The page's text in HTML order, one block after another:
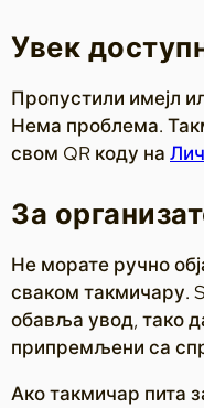
Увек
Пропустили имејл
Нема проблема.
свом QR коду на
За
Не морате ручно
сваком такмичару.
обавља увод, тако
припремљени са
Ако такмичар пита